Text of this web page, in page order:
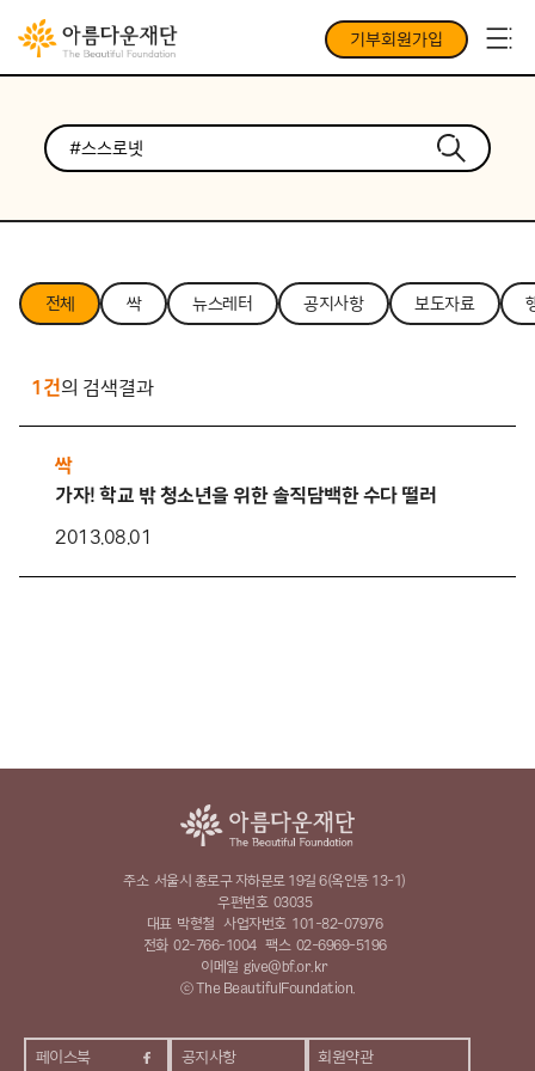
기부회원가입
전체 싹 뉴스레터 공지사항 보도자료
1건의 검색결과
싹
가자! 학교 밖 청소년을 위한 솔직담백한 수다 떨러
2013.08.01
페이스북 공지사항 회원약관
주소 서울시 종로구 자하문로 19길 6(옥인동 13-1)
우편번호 03035
대표 박형철 사업자번호 101-82-07976
전화 02-766-1004 팩스 02-6969-5196
이메일 give@bf.or.kr
ⓒ The BeautifulFoundation.